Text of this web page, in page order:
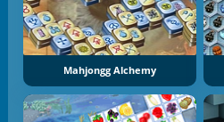
Mahjongg Alchemy